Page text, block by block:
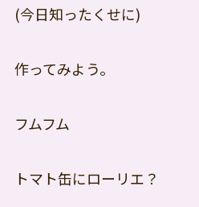
(今日知ったくせに)
作ってみよう。
フムフム
トマト缶にローリエ？